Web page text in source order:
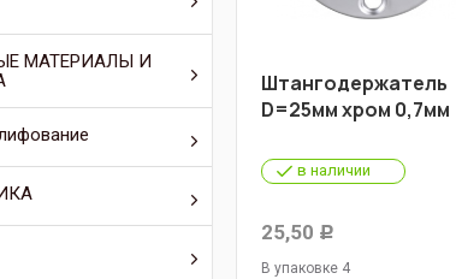
МАТЕРИАЛЫ И
Штангодержатель
D=25мм хром 0,7мм
в наличии
25,50 Р
В упаковке 4